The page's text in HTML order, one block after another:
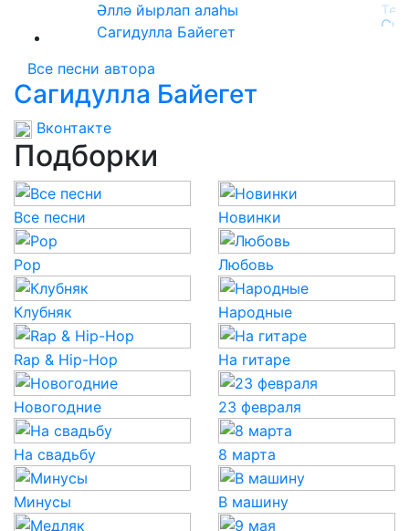
Әллә йырлап алаһы
Сагидулла Байегет
Все песни автора
Сагидулла Байегет
Вконтакте
Подборки
Все песни Новинки
Pop Любовь
Клубняк Народные
Rap & Hip-Hop На гитаре
Новогодние 23 февраля
На свадьбу 8 марта
Минусы В машину